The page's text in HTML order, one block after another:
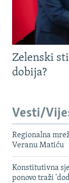
Zelenski
dobija?
Vesti/
Regionalna
Veranu Matiću
Konstitutivna
ponovo traži